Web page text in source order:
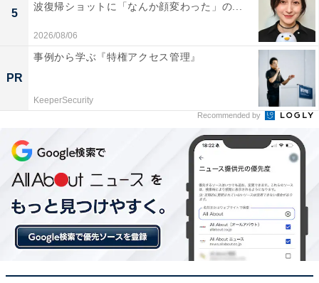
5
波復帰ショットに「なんか顔変わった」の...
2026/08/06
PR
事例から学ぶ『特権アクセス管理』
KeeperSecurity
Recommended by